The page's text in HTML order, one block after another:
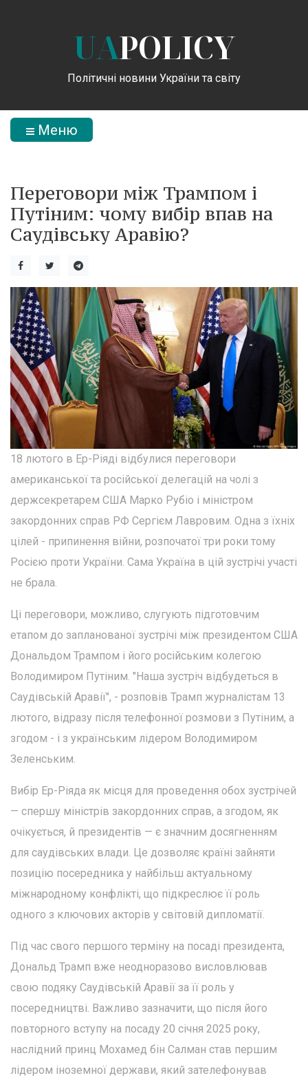
UAPOLICY
Політичні новини України та світу
Меню
Переговори між Трампом і
Путіним: чому вибір впав на
Саудівську Аравію?
18 лютого в Ер-Ріяді відбулися переговори
американської та російської делегацій на чолі з
держсекретарем США Марко Рубіо і міністром
закордонних справ РФ Сергієм Лавровим. Одна з їхніх
цілей - припинення війни, розпочатої три роки тому
Росією проти України. Сама Україна в цій зустрічі участі
не брала.
Ці переговори, можливо, слугують підготовчим
етапом до запланованої зустрічі між президентом США
Дональдом Трампом і його російським колегою
Володимиром Путіним. "Наша зустріч відбудеться в
Саудівській Аравії", - розповів Трамп журналістам 13
лютого, відразу після телефонної розмови з Путіним, а
згодом - і з українським лідером Володимиром
Зеленським.
Вибір Ер-Ріяда як місця для проведення обох зустрічей
— спершу міністрів закордонних справ, а згодом, як
очікується, й президентів — є значним досягненням
для саудівських влади. Це дозволяє країні зайняти
позицію посередника у найбільш актуальному
міжнародному конфлікті, що підкреслює її роль
одного з ключових акторів у світовій дипломатії.
Під час свого першого терміну на посаді президента,
Дональд Трамп вже неодноразово висловлював
свою подяку Саудівській Аравії за її роль у
посередництві. Важливо зазначити, що після його
повторного вступу на посаду 20 січня 2025 року,
наслідний принц Мохамед бін Салман став першим
лідером іноземної держави, який зателефонував